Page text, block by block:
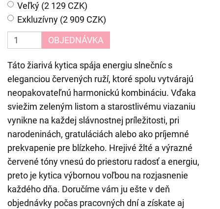
Veľký (2 129 CZK)
Exkluzívny (2 909 CZK)
OBJEDNÁVKA
Táto žiarivá kytica spája energiu slnečníc s
eleganciou červených ruží, ktoré spolu vytvárajú
neopakovateľnú harmonickú kombináciu. Vďaka
sviežim zeleným listom a starostlivému viazaniu
vynikne na každej slávnostnej príležitosti, pri
narodeninách, gratuláciách alebo ako príjemné
prekvapenie pre blízkeho. Hrejivé žlté a výrazné
červené tóny vnesú do priestoru radosť a energiu,
preto je kytica výbornou voľbou na rozjasnenie
každého dňa. Doručíme vám ju ešte v deň
objednávky počas pracovných dní a získate aj